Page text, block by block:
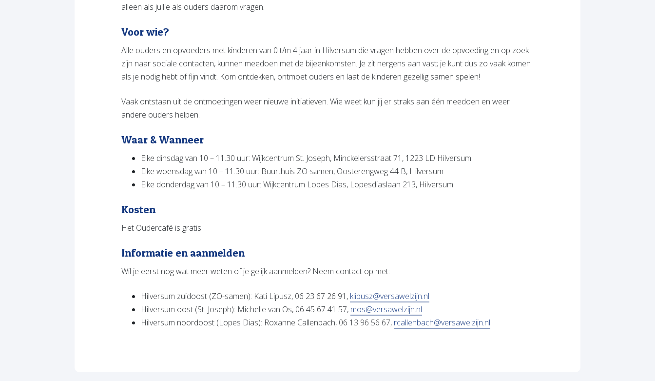
alleen als jullie als ouders daarom vragen.
Voor wie?
Alle ouders en opvoeders met kinderen van 0 t/m 4 jaar in Hilversum die vragen hebben over de opvoeding en op zoek
zijn naar sociale contacten, kunnen meedoen met de bijeenkomsten. Je zit nergens aan vast; je kunt dus zo vaak komen
als je nodig hebt of fijn vindt. Kom ontdekken, ontmoet ouders en laat de kinderen gezellig samen spelen!
Vaak ontstaan uit de ontmoetingen weer nieuwe initiatieven. Wie weet kun jij er straks aan één meedoen en weer
andere ouders helpen.
Waar & Wanneer
Elke dinsdag van 10 – 11.30 uur: Wijkcentrum St. Joseph, Minckelersstraat 71, 1223 LD Hilversum
Elke woensdag van 10 – 11.30 uur: Buurthuis ZO-samen, Oosterengweg 44 B, Hilversum
Elke donderdag van 10 – 11.30 uur: Wijkcentrum Lopes Dias, Lopesdiaslaan 213, Hilversum.
Kosten
Het Oudercafé is gratis.
Informatie en aanmelden
Wil je eerst nog wat meer weten of je gelijk aanmelden? Neem contact op met:
Hilversum zuidoost (ZO-samen): Kati Lipusz, 06 23 67 26 91, klipusz@versawelzijn.nl
Hilversum oost (St. Joseph): Michelle van Os, 06 45 67 41 57, mos@versawelzijn.nl
Hilversum noordoost (Lopes Dias): Roxanne Callenbach, 06 13 96 56 67, rcallenbach@versawelzijn.nl